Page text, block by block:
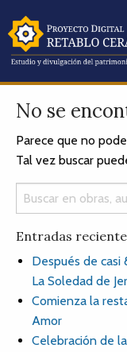
No se
Parece que no
Tal vez buscar
Entradas
Después de
La Soledad de
Comienza la
Amor
Celebración de